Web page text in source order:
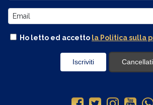
Ho letto ed accetto la Politica sulla